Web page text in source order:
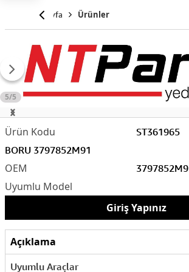
Anasayfa Ürünler
5/5
ST361965
BORU 3797852M91
Giriş Yapınız
Açıklama
Uyumlu Araçlar